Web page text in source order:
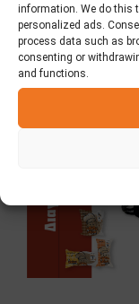
information. We do this
personalized ads.
process data such as
consenting or
and functions.
28